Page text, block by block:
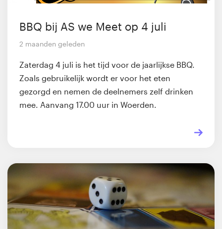
BBQ bij AS we Meet op 4 juli
2 maanden geleden
Zaterdag 4 juli is het tijd voor de jaarlijkse BBQ.
Zoals gebruikelijk wordt er voor het eten
gezorgd en nemen de deelnemers zelf drinken
mee. Aanvang 17.00 uur in Woerden.